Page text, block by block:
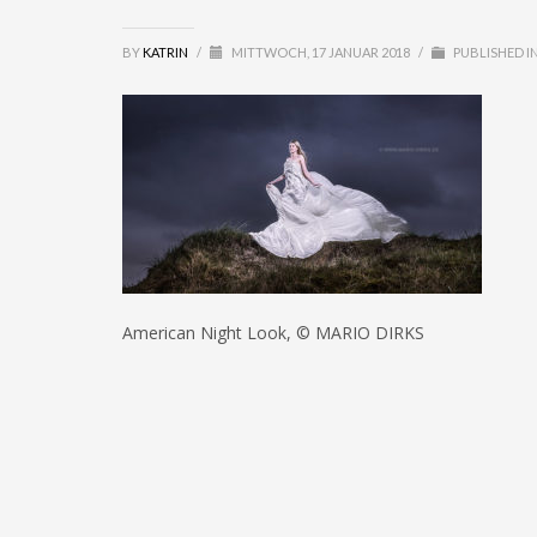
BY KATRIN / MITTWOCH, 17 JANUAR 2018 / PUBLISHED
American Night Look, © MARIO DIRKS